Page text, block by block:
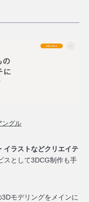
ングル
イラストなどクリエイテ
スとして3DCG制作も手
モデリングをメインに